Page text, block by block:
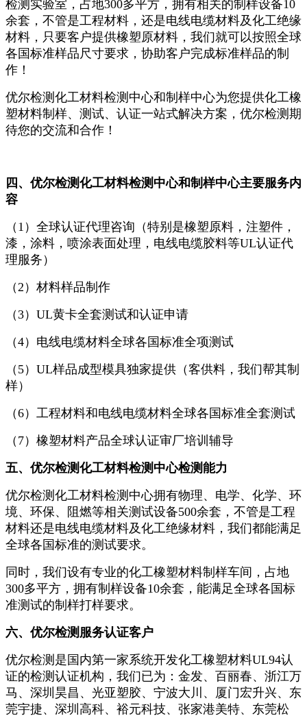
检测实验室，占地300多平方，拥有相关的制样设备10
余套，不管是工程材料，还是电线电缆材料及化工绝缘
材料，只要客户提供橡塑原材料，我们就可以按照全球
各国标准样品尺寸要求，协助客户完成标准样品的制
作！
优尔检测化工材料检测中心和制样中心为您提供化工橡
塑材料制样、测试、认证一站式解决方案，优尔检测期
待您的交流和合作！
四、 优尔检测化工材料检测中心和制样中心主要服务内
容
（1）全球认证代理咨询（特别是橡塑原料，注塑件，
漆，涂料，喷涂表面处理，电线电缆胶料等UL认证代
理服务）
（2）材料样品制作
（3）UL黄卡全套测试和认证申请
（4）电线电缆材料全球各国标准全项测试
（5）UL样品成型模具独家提供（客供料，我们帮其制
样）
（6）工程材料和电线电缆材料全球各国标准全套测试
（7）橡塑材料产品全球认证审厂培训辅导
五、 优尔检测化工材料检测中心检测能力
优尔检测化工材料检测中心拥有物理、电学、化学、环
境、环保、阻燃等相关测试设备500余套，不管是工程
材料还是电线电缆材料及化工绝缘材料，我们都能满足
全球各国标准的测试要求。
同时，我们设有专业的化工橡塑材料制样车间，占地
300多平方，拥有制样设备10余套，能满足全球各国标
准测试的制样打样要求。
六、优尔检测服务认证客户
优尔检测是国内第一家系统开发化工橡塑材料UL94认
证的检测认证机构，我们已为：金发、百丽春、浙江万
马、深圳昊昌、光亚塑胶、宁波大川、厦门宏升兴、东
莞宇捷、深圳高科、裕元科技、张家港美特、东莞松